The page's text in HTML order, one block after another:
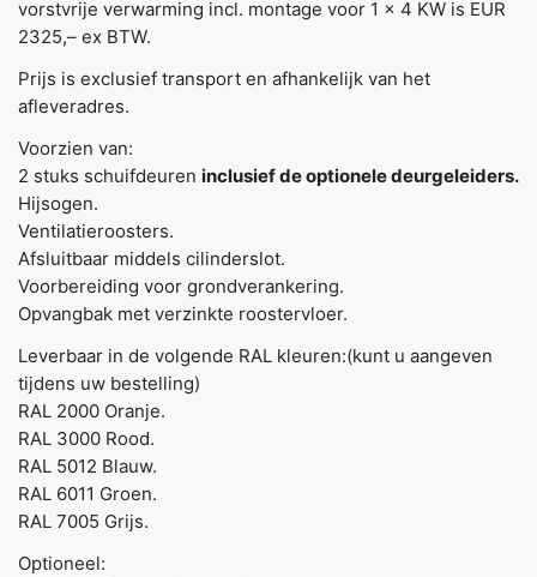
vorstvrije verwarming incl. montage voor 1 x 4 KW is EUR
2325,– ex BTW.
Prijs is exclusief transport en afhankelijk van het
afleveradres.
Voorzien van:
2 stuks schuifdeuren inclusief de optionele deurgeleiders.
Hijsogen.
Ventilatieroosters.
Afsluitbaar middels cilinderslot.
Voorbereiding voor grondverankering.
Opvangbak met verzinkte roostervloer.
Leverbaar in de volgende RAL kleuren:(kunt u aangeven
tijdens uw bestelling)
RAL 2000 Oranje.
RAL 3000 Rood.
RAL 5012 Blauw.
RAL 6011 Groen.
RAL 7005 Grijs.
Optioneel: